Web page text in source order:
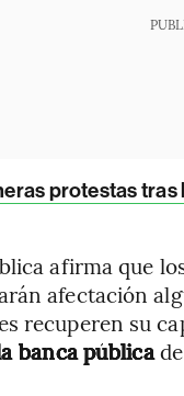
protestas tras
afirma que
afectación
recuperen su
banca públicade